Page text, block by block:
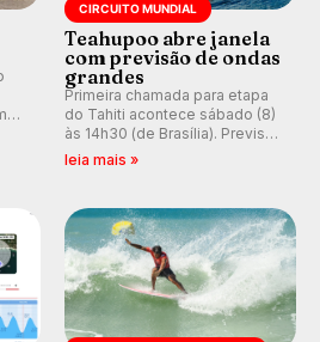
CIRCUITO MUNDIAL
Teahupoo abre janela
com previsão de ondas
grandes
Primeira chamada para etapa
do Tahiti acontece sábado (8)
às 14h30 (de Brasília). Previsão
indica swell consistente.
Kelly Slater convidado.
leia mais »